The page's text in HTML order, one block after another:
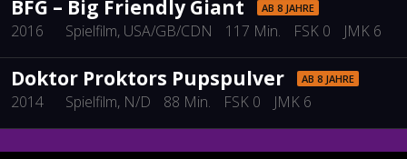
BFG – Big Friendly Giant AB 8 JAHRE
2016 Spielfilm, USA/GB/CDN 117 Min. FSK 0 JMK 6
Doktor Proktors Pupspulver AB 8 JAHRE
2014 Spielfilm, N/D 88 Min. FSK 0 JMK 6